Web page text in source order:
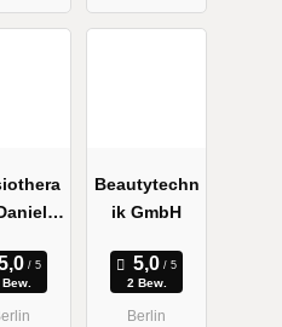
Bew.
Beautytechn
ik GmbH
2 Bew.
Berlin